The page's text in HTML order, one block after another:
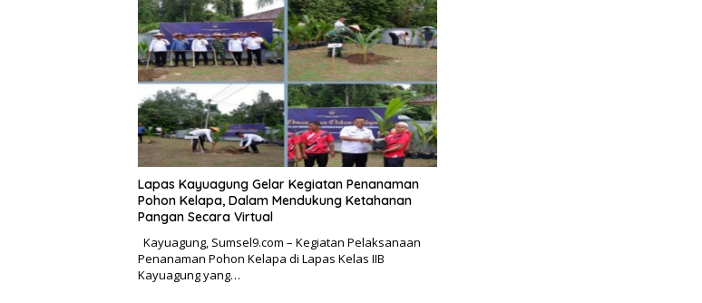
Lapas Kayuagung Gelar Kegiatan Penanaman
Pohon Kelapa, Dalam Mendukung Ketahanan
Pangan Secara Virtual
Kayuagung, Sumsel9.com – Kegiatan Pelaksanaan
Penanaman Pohon Kelapa di Lapas Kelas IIB
Kayuagung yang…